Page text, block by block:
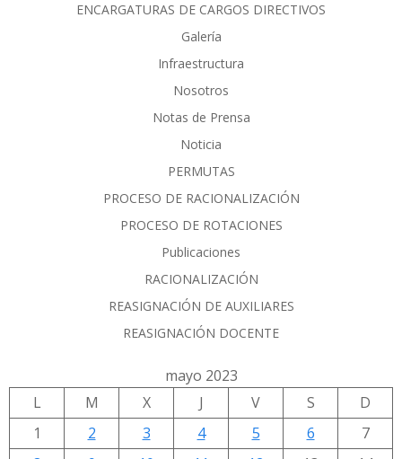
ENCARGATURAS DE CARGOS DIRECTIVOS
Galería
Infraestructura
Nosotros
Notas de Prensa
Noticia
PERMUTAS
PROCESO DE RACIONALIZACIÓN
PROCESO DE ROTACIONES
Publicaciones
RACIONALIZACIÓN
REASIGNACIÓN DE AUXILIARES
REASIGNACIÓN DOCENTE
mayo 2023
L
M X J V S
D
1
2 3 4 5 6
7